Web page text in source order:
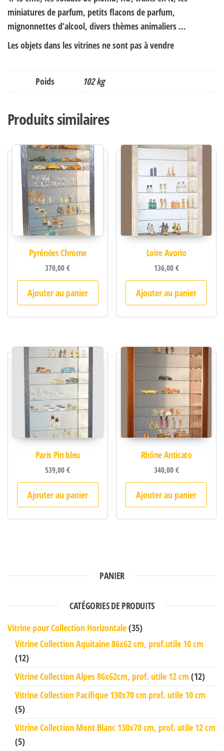
miniatures de parfum, petits flacons de parfum,
mignonnettes d’alcool, divers thèmes animaliers …
Les objets dans les vitrines ne sont pas à vendre
Poids 102 kg
Produits similaires
Pyrénées Chrome
370,00€
Ajouter au panier
Loire Avorio
136,00€
Ajouter au panier
Paris Pin bleu
539,00€
Ajouter au panier
Rhône Anticato
340,00€
Ajouter au panier
PANIER
CATÉGORIES DE PRODUITS
Vitrine pour Collection Horizontale(35)
Vitrine Collection Aquitaine 86x62 cm, prof.utile 10 cm
(12)
Vitrine Collection Alpes 86x62cm, prof. utile 12 cm (12)
Vitrine Collection Pacifique 130x70 cm prof. utile 10 cm
(5)
Vitrine Collection Mont Blanc 130x70 cm, prof. utile 12 cm
(5)